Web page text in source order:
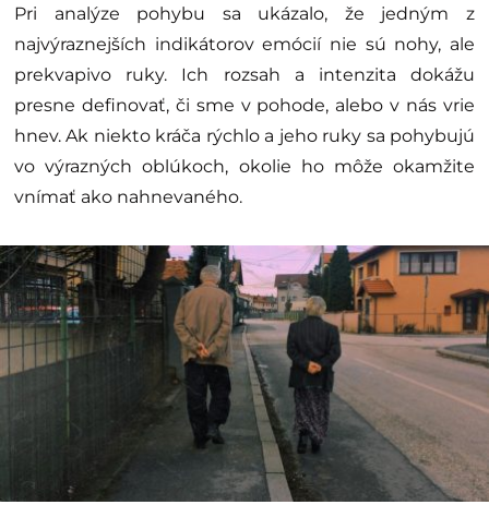
Pri analýze pohybu sa ukázalo, že jedným z
najvýraznejších indikátorov emócií nie sú nohy, ale
prekvapivo ruky. Ich rozsah a intenzita dokážu
presne definovať, či sme v pohode, alebo v nás vrie
hnev. Ak niekto kráča rýchlo a jeho ruky sa pohybujú
vo výrazných oblúkoch, okolie ho môže okamžite
vnímať ako nahnevaného.